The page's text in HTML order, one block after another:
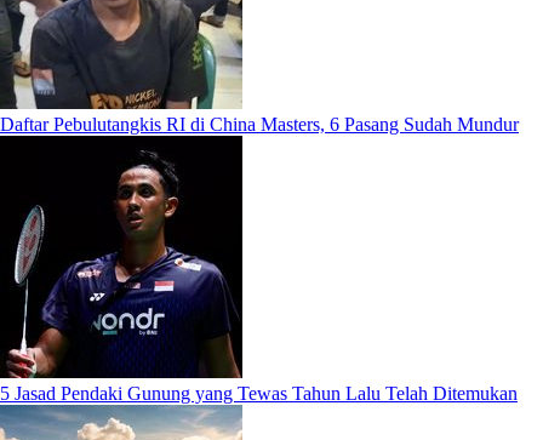
Daftar Pebulutangkis RI di China Masters, 6 Pasang Sudah Mundur
5 Jasad Pendaki Gunung yang Tewas Tahun Lalu Telah Ditemukan